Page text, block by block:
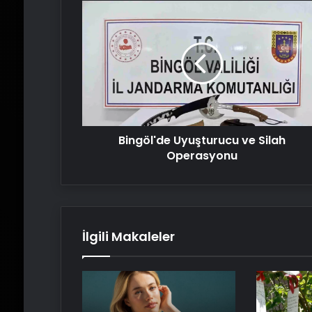
Uyuşturucu
Operasyonu
Bingöl'de Uyuşturucu ve Silah
Operasyonu
İlgili Makaleler